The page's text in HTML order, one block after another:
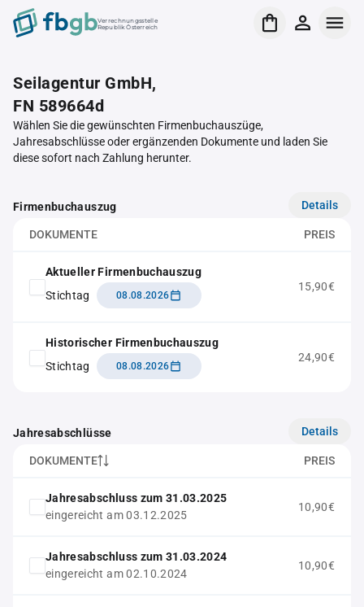
Verrechnungsstelle
Republik Österreich
Seilagentur GmbH,
FN 589664d
Wählen Sie die gewünschten Firmenbuchauszüge,
Jahresabschlüsse oder ergänzenden Dokumente und laden Sie
diese sofort nach Zahlung herunter.
Firmenbuchauszug Details
DOKUMENTE PREIS
Aktueller Firmenbuchauszug
Stichtag
08.08.2026
15,90€
Historischer Firmenbuchauszug
Stichtag
08.08.2026
24,90€
Jahresabschlüsse Details
DOKUMENTE PREIS
Jahresabschluss zum 31.03.2025
eingereicht am 03.12.2025
10,90€
Jahresabschluss zum 31.03.2024
eingereicht am 02.10.2024
10,90€